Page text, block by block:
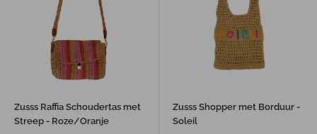
Zusss Raffia Schoudertas met
Streep - Roze/Oranje
Zusss Shopper met Borduur -
Soleil